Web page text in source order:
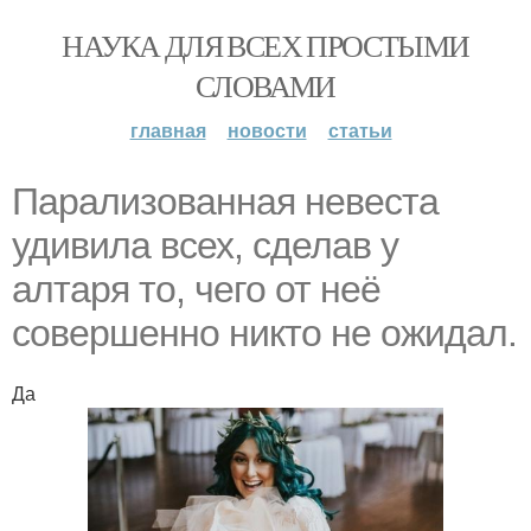
НАУКА ДЛЯ ВСЕХ ПРОСТЫМИ
СЛОВАМИ
главная новости статьи
Парализованная невеста
удивила всех, сделав у
алтаря то, чего от неё
совершенно никто не ожидал.
Да